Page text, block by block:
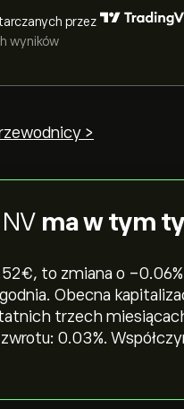
przez
wyników
>
ma w tym
to zmiana o ‎-0.06‎%
Obecna
trzech
0.03%.